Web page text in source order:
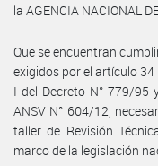
la AGENCIA NACIONAL
Que se encuentran
exigidos por el artículo 34
I del Decreto N° 779/95
ANSV N° 604/12,
taller de Revisión
marco de la legislación